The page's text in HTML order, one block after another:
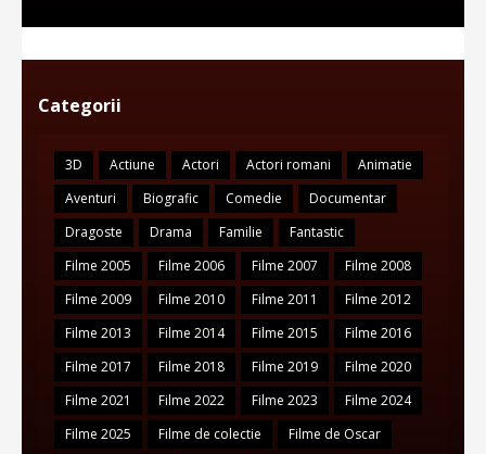
Categorii
3D Actiune Actori Actori romani
Animatie
Aventuri
Biografic Comedie
Documentar
Dragoste
Drama Familie
Fantastic
Filme 2005
Filme 2006 Filme 2007
Filme 2008
Filme 2009
Filme 2010 Filme 2011
Filme 2012
Filme 2013
Filme 2014 Filme 2015
Filme 2016
Filme 2017
Filme 2018 Filme 2019
Filme 2020
Filme 2021
Filme 2022 Filme 2023
Filme 2024
Filme 2025
Filme de colectie
Filme de Oscar